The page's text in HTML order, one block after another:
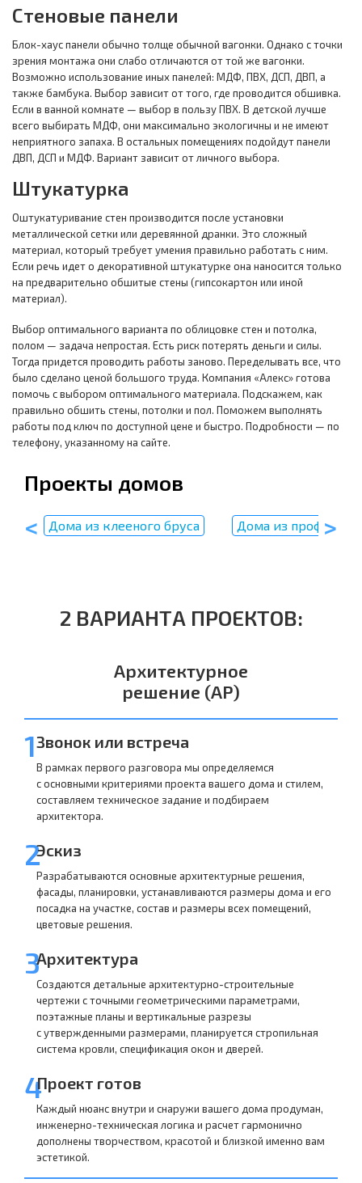
Стеновые панели
Блок-хаус панели обычно толще обычной вагонки. Однако с точки
зрения монтажа они слабо отличаются от той же вагонки.
Возможно использование иных панелей: МДФ, ПВХ, ДСП, ДВП, а
также бамбука. Выбор зависит от того, где проводится обшивка.
Если в ванной комнате — выбор в пользу ПВХ. В детской лучше
всего выбирать МДФ, они максимально экологичны и не имеют
неприятного запаха. В остальных помещениях подойдут панели
ДВП, ДСП и МДФ. Вариант зависит от личного выбора.
Штукатурка
Оштукатуривание стен производится после установки
металлической сетки или деревянной дранки. Это сложный
материал, который требует умения правильно работать с ним.
Если речь идет о декоративной штукатурке она наносится только
на предварительно обшитые стены (гипсокартон или иной
материал).
Выбор оптимального варианта по облицовке стен и потолка,
полом — задача непростая. Есть риск потерять деньги и силы.
Тогда придется проводить работы заново. Переделывать все, что
было сделано ценой большого труда. Компания «Алекс» готова
помочь с выбором оптимального материала. Подскажем, как
правильно обшить стены, потолки и пол. Поможем выполнять
работы под ключ по доступной цене и быстро. Подробности — по
телефону, указанному на сайте.
Проекты домов
Дома из клееного бруса Дома из
2 ВАРИАНТА ПРОЕКТОВ:
Архитектурное
решение (АР)
1Звонок или встреча
В рамках первого разговора мы определяемся
с основными критериями проекта вашего дома и стилем,
составляем техническое задание и подбираем
архитектора.
2Эскиз
Разрабатываются основные архитектурные решения,
фасады, планировки, устанавливаются размеры дома и его
посадка на участке, состав и размеры всех помещений,
цветовые решения.
3Архитектура
Создаются детальные архитектурно-строительные
чертежи с точными геометрическими параметрами,
поэтажные планы и вертикальные разрезы
с утвержденными размерами, планируется стропильная
система кровли, спецификация окон и дверей.
4Проект готов
Каждый нюанс внутри и снаружи вашего дома продуман,
инженерно-техническая логика и расчет гармонично
дополнены творчеством, красотой и близкой именно вам
эстетикой.